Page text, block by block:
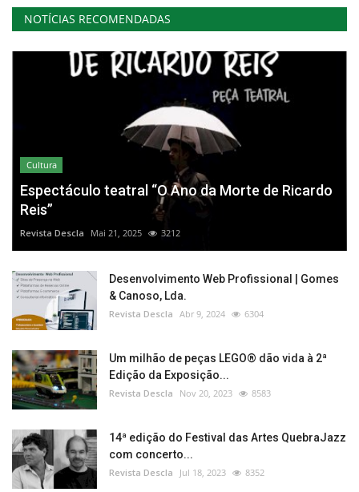
NOTÍCIAS RECOMENDADAS
Cultura
Espectáculo teatral “O Ano da Morte de Ricardo
Reis”
Revista Descla Mai 21, 2025 3212
Desenvolvimento Web Profissional | Gomes
& Canoso, Lda.
Revista Descla Abr 9, 2024 6304
Um milhão de peças LEGO® dão vida à 2ª
Edição da Exposição...
Revista Descla Nov 20, 2023 8583
14ª edição do Festival das Artes QuebraJazz
com concerto...
Revista Descla Jul 18, 2023 8352